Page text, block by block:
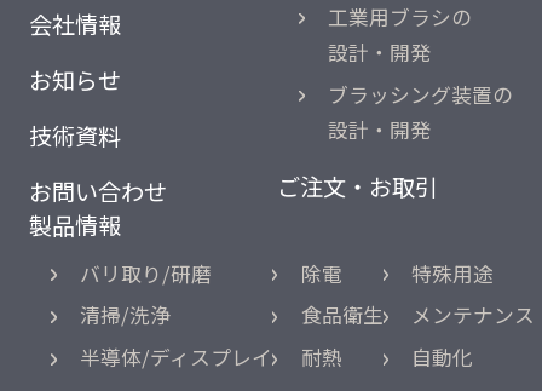
会社情報
お知らせ
技術資料
お問い合わせ
工業用ブラシの
設計・開発
ブラッシング装置の
設計・開発
ご注文・お取引
製品情報
バリ取り/研磨
清掃/洗浄
半導体/ディスプレイ
除電
食品衛生
耐熱
特殊用途
メンテナンス
自動化